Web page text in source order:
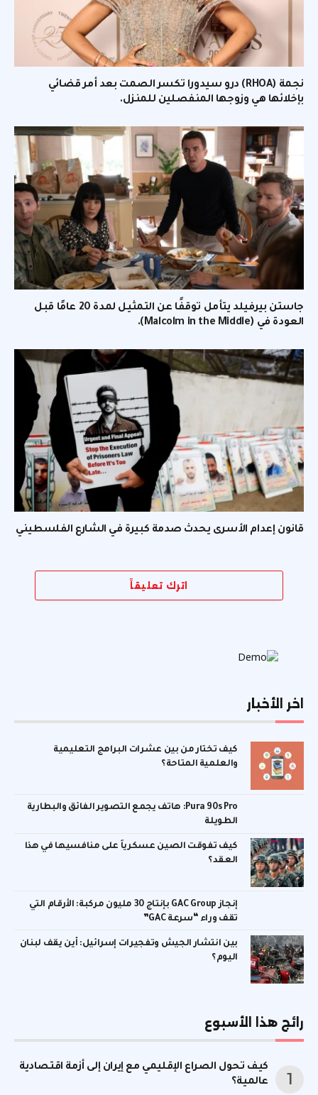
نجمة (RHOA) درو سيدورا تكسر الصمت بعد أمر قضائي
بإخلائها هي وزوجها المنفصلين للمنزل.
جاستن بيرفيلد يتأمل توقفًا عن التمثيل لمدة 20 عامًا قبل
العودة في (Malcolm in the Middle).
قانون إعدام الأسرى يحدث صدمة كبيرة في الشارع الفلسطيني
اترك تعليقاً
اخر الأخبار
كيف تختار من بين عشرات البرامج التعليمية
والعلمية المتاحة؟
Pura 90s Pro: هاتف يجمع التصوير الفائق والبطارية
الطويلة
كيف تفوقت الصين عسكرياً على منافسيها في هذا
العقد؟
إنجاز GAC Group بإنتاج 30 مليون مركبة: الأرقام التي
تقف وراء “سرعة GAC”
بين انتشار الجيش وتفجيرات إسرائيل: أين يقف لبنان
اليوم؟
رائج هذا الأسبوع
كيف تحول الصراع الإقليمي مع إيران إلى أزمة اقتصادية
عالمية؟